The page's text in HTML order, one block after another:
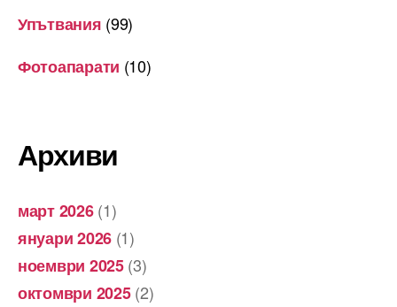
Упътвания (99)
Фотоапарати (10)
Архиви
март 2026(1)
януари 2026 (1)
ноември 2025(3)
октомври 2025(2)